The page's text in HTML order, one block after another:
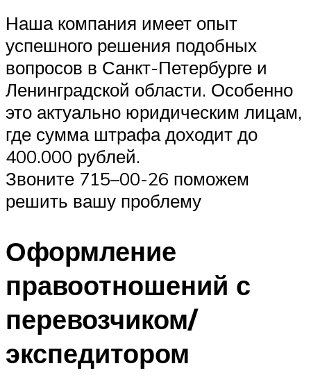
Наша компания имеет опыт
успешного решения подобных
вопросов в Санкт-Петербурге и
Ленинградской области. Особенно
это актуально юридическим лицам,
где сумма штрафа доходит до
400.000 рублей.
Звоните 715–00-26 поможем
решить вашу проблему
Оформление
правоотношений с
перевозчиком/
экспедитором